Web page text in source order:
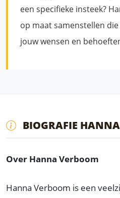
een specifieke insteek?
op maat samenstellen
jouw wensen en
BIOGRAFIE
Over Hanna Verboom
Hanna Verboom is een